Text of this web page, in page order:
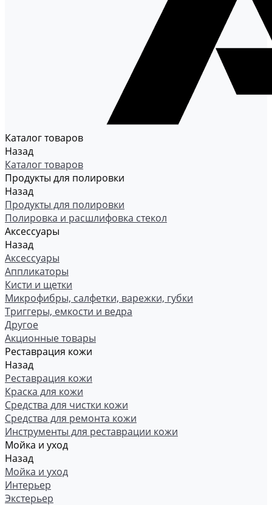
Каталог товаров
Назад
Каталог товаров
Продукты для полировки
Назад
Продукты для полировки
Полировка и расшлифовка стекол
Аксессуары
Назад
Аксессуары
Аппликаторы
Кисти и щетки
Микрофибры, салфетки, варежки, губки
Триггеры, емкости и ведра
Другое
Акционные товары
Реставрация кожи
Назад
Реставрация кожи
Краска для кожи
Средства для чистки кожи
Средства для ремонта кожи
Инструменты для реставрации кожи
Мойка и уход
Назад
Мойка и уход
Интерьер
Экстерьер